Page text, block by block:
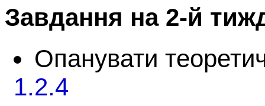
Завдання на 2-й
Опанувати
1.2.4